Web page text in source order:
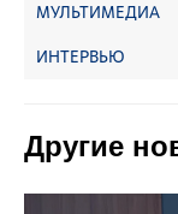
МУЛЬТИМЕДИА
ИНТЕРВЬЮ
Другие